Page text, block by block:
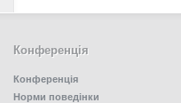
Конференція
Конференція
Норми поведінки